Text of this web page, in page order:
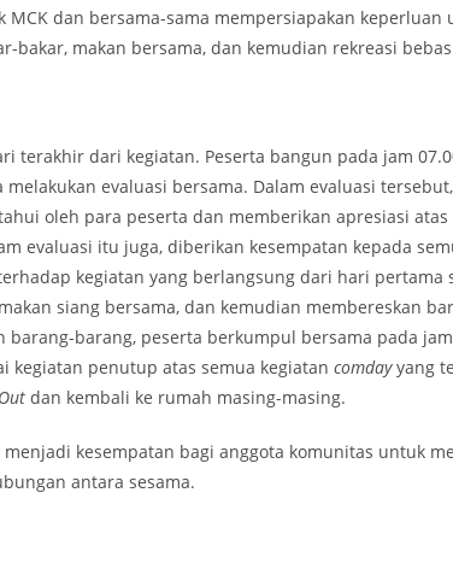
dan bersama-sama mempersiapakan keperluan
bakar, makan bersama, dan kemudian rekreasi
terakhir dari kegiatan. Peserta bangun pada jam
melakukan evaluasi bersama. Dalam evaluasi
oleh para peserta dan memberikan apresiasi
evaluasi itu juga, diberikan kesempatan kepada
kegiatan yang berlangsung dari hari pertama
siang bersama, dan kemudian membereskan
barang, peserta berkumpul bersama pada
kegiatan penutup atas semua kegiatan comdayyang
dan kembali ke rumah masing-masing.
kesempatan bagi anggota komunitas untuk
antara sesama.